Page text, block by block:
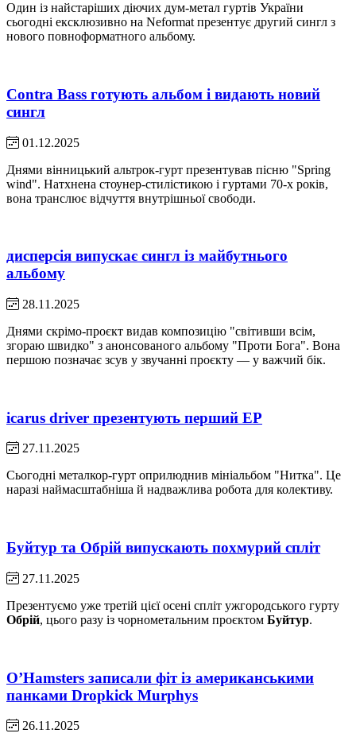
Один із найстаріших діючих дум-метал гуртів України
сьогодні ексклюзивно на Neformat презентує другий сингл з
нового повноформатного альбому.
Contra Bass готують альбом і видають новий
сингл
01.12.2025
Днями вінницький альтрок-гурт презентував пісню "Spring
wind". Натхнена стоунер-стилістикою і гуртами 70-х років,
вона транслює відчуття внутрішньої свободи.
дисперсія випускає сингл із майбутнього
альбому
28.11.2025
Днями скрімо-проєкт видав композицію "світивши всім,
згораю швидко" з анонсованого альбому "Проти Бога". Вона
першою позначає зсув у звучанні проєкту — у важчий бік.
icarus driver презентують перший EP
27.11.2025
Сьогодні металкор-гурт оприлюднив мініальбом "Нитка". Це
наразі наймасштабніша й надважлива робота для колективу.
Буйтур та Обрій випускають похмурий спліт
27.11.2025
Презентуємо уже третій цієї осені спліт ужгородського гурту
Обрій, цього разу із чорнометальним проєктом Буйтур.
O’Hamsters записали фіт із американськими
панками Dropkick Murphys
26.11.2025